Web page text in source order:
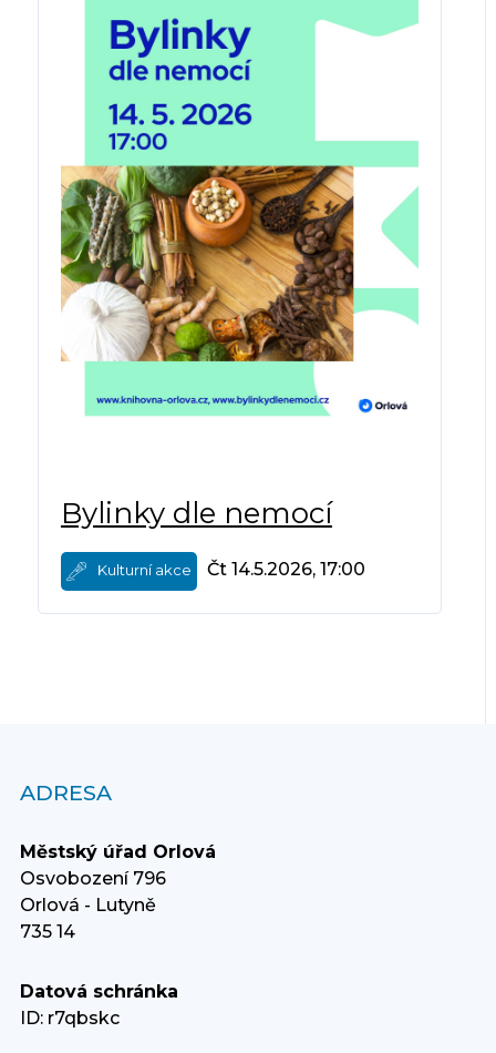
Bylinky dle nemocí
Kulturní akce Čt 14.5.2026, 17:00
ADRESA
Městský úřad Orlová
Osvobození 796
Orlová - Lutyně
735 14
Datová schránka
ID: r7qbskc